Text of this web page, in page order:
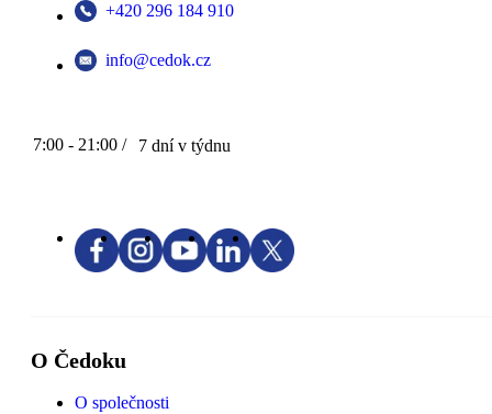
+420 296 184 910
info@cedok.cz
7:00 - 21:00 / 7 dní v týdnu
O Čedoku
O společnosti